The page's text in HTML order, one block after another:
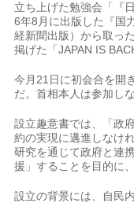
立ち上げた勉強会「『
6年8月に出版した『国
経新聞出版）から取っ
掲げた「JAPAN IS
今月21日に初会合を開
だ。首相本人は参加しな
設立趣意書では、「政
約の実現に邁進しなけ
研究を通じて政府と連
援」することを目的に
設立の背景には、自民